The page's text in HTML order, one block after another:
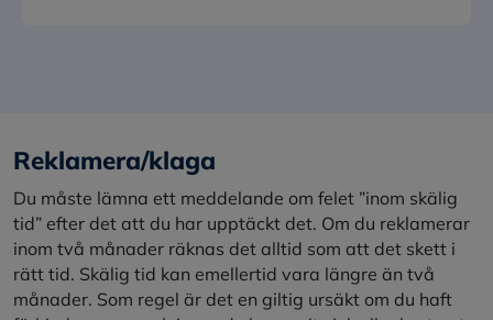
Reklamera/klaga
Du måste lämna ett meddelande om felet ”inom skälig
tid” efter det att du har upptäckt det. Om du reklamerar
inom två månader räknas det alltid som att det skett i
rätt tid. Skälig tid kan emellertid vara längre än två
månader. Som regel är det en giltig ursäkt om du haft